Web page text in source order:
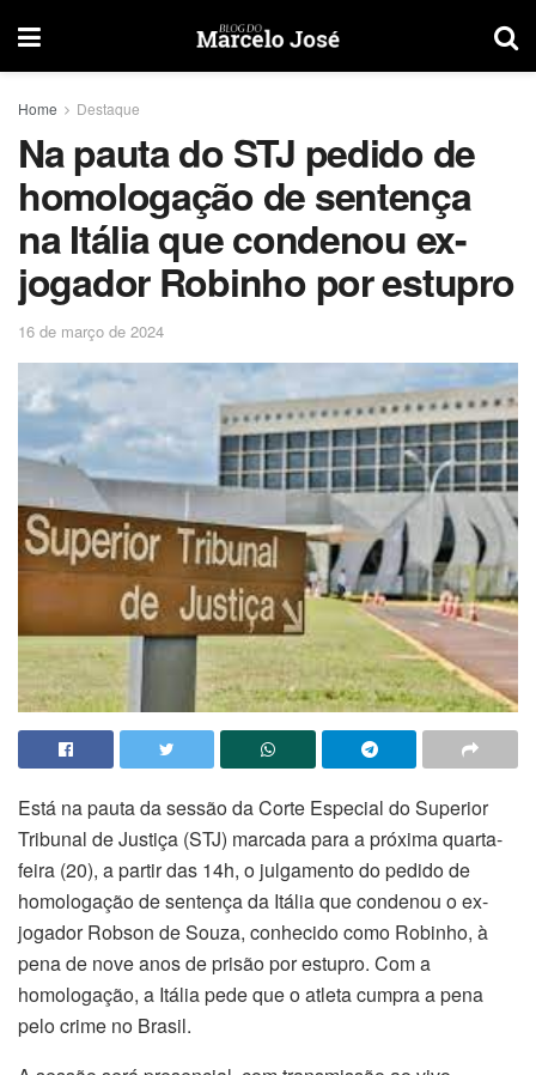
Home Destaque
Na pauta do STJ pedido de
homologação de sentença
na Itália que condenou ex-
jogador Robinho por estupro
16 de março de 2024
​Está na pauta da sessão da Corte Especial do Superior
Tribunal de Justiça (STJ) marcada para a próxima quarta-
feira (20), a partir das 14h, o julgamento do pedido de
homologação desentençada Itália que condenou o ex-
jogador Robson de Souza, conhecido como Robinho, à
pena de nove anos de prisão por estupro. Com a
homologação, a Itália pede que o atleta cumpra a pena
pelo crime no Brasil.